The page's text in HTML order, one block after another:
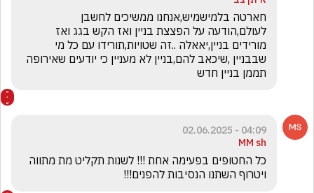
תממן בניין חדש
04:09 - 02.06.2025
MM sh
ויטרוף השתנו הנסיבות להפנים!!!